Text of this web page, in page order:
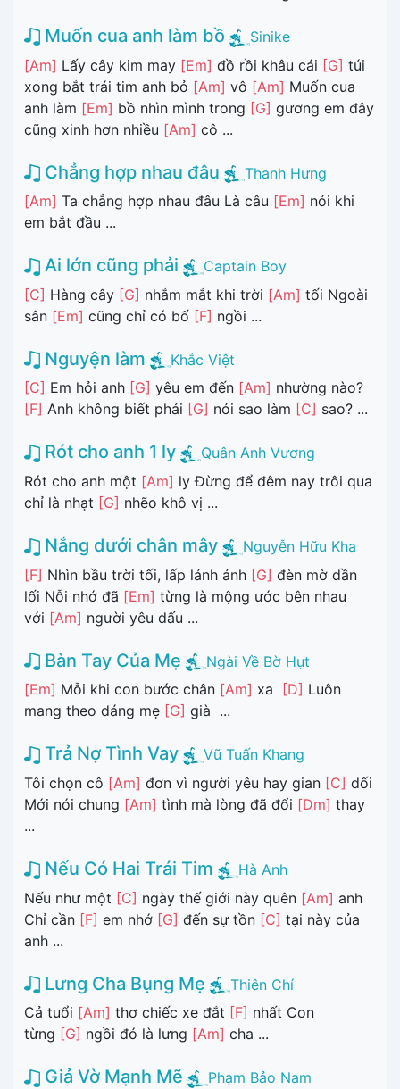
Muốn cua anh làm bồ
Sinike
[Am] Lấy cây kim may [Em] đồ rồi khâu cái [G] túi
xong bắt trái tim anh bỏ [Am] vô [Am] Muốn cua
anh làm [Em] bồ nhìn mình trong [G] gương em đây
cũng xinh hơn nhiều [Am] cô ...
Chẳng hợp nhau đâu
Thanh Hưng
[Am] Ta chẳng hợp nhau đâu Là câu [Em] nói khi
em bắt đầu ...
Ai lớn cũng phải
Captain Boy
[C] Hàng cây [G] nhắm mắt khi trời [Am] tối Ngoài
sân [Em] cũng chỉ có bố [F] ngồi ...
Nguyện làm
Khắc Việt
[C] Em hỏi anh [G] yêu em đến [Am] nhường nào?
[F] Anh không biết phải [G] nói sao làm [C] sao? ...
Rót cho anh 1 ly
Quân Anh Vương
Rót cho anh một [Am] ly Đừng để đêm nay trôi qua
chỉ là nhạt [G] nhẽo khô vị ...
Nắng dưới chân mây
Nguyễn Hữu Kha
[F] Nhìn bầu trời tối, lấp lánh ánh [G] đèn mờ dần
lối Nỗi nhớ đã [Em] từng là mộng ước bên nhau
với [Am] người yêu dấu ...
Bàn Tay Của Mẹ
Ngài Về Bờ Hụt
[Em] Mỗi khi con bước chân [Am] xa [D] Luôn
mang theo dáng mẹ [G] già ...
Trả Nợ Tình Vay
Vũ Tuấn Khang
Tôi chọn cô [Am] đơn vì người yêu hay gian [C] dối
Mới nói chung [Am] tình mà lòng đã đổi [Dm] thay
...
Nếu Có Hai Trái Tim
Hà Anh
Nếu như một [C] ngày thế giới này quên [Am] anh
Chỉ cần [F] em nhớ [G] đến sự tồn [C] tại này của
anh ...
Lưng Cha Bụng Mẹ
Thiên Chí
Cả tuổi [Am] thơ chiếc xe đắt [F] nhất Con
từng [G] ngồi đó là lưng [Am] cha ...
Giả Vờ Mạnh Mẽ
Phạm Bảo Nam